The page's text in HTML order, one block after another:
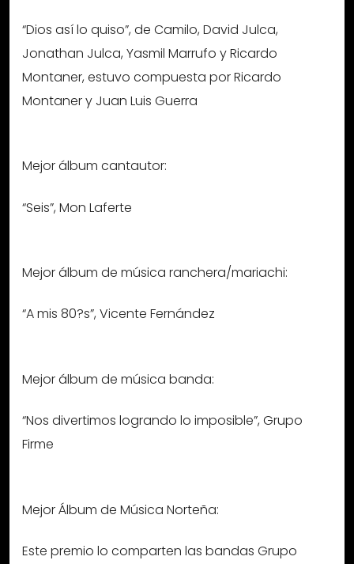
“Dios así lo quiso”, de Camilo, David Julca,
Jonathan Julca, Yasmil Marrufo y Ricardo
Montaner, estuvo compuesta por Ricardo
Montaner y Juan Luis Guerra
Mejor álbum cantautor:
“Seis”, Mon Laferte
Mejor álbum de música ranchera/mariachi:
“A mis 80?s”, Vicente Fernández
Mejor álbum de música banda:
“Nos divertimos logrando lo imposible”, Grupo
Firme
Mejor Álbum de Música Norteña:
Este premio lo comparten las bandas Grupo